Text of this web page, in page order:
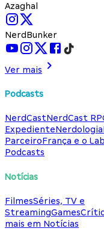
Azaghal
NerdBunker
Ver mais
Podcasts
NerdCastNerdCast
ExpedienteNerdologia
ParceiroFrança e o
Podcasts
Notícias
FilmesSéries, TV e
StreamingGames
mais em Notícias